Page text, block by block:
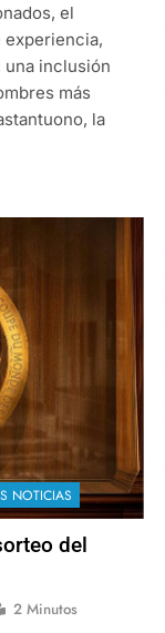
el
experiencia,
inclusión
más
la
NOTICIAS
del
2 Minutos